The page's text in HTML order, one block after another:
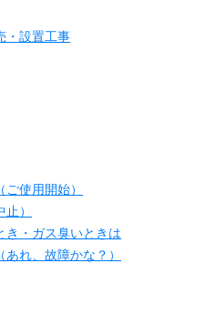
・設置工事
使用開始）
）
き・ガス臭いときは
れ、故障かな？）